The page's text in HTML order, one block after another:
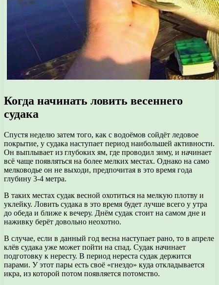
Когда начинать ловить весеннего
судака
Спустя неделю затем того, как с водоёмов сойдёт ледовое
покрытие, у судака наступает период наибольшей активности.
Он выплывает из глубоких ям, где проводил зиму, и начинает
всё чаще появляться на более мелких местах. Однако на само
мелководье он не выходи, предпочитая в это время года
глубину 3-4 метра.
В таких местах судак весной охотиться на мелкую плотву и
уклейку. Ловить судака в это время будет лучше всего у утра
до обеда и ближе к вечеру. Днём судак стоит на самом дне и
наживку берёт довольно неохотно.
В случае, если в данный год весна наступает рано, то в апреле
клёв судака уже может пойти на спад. Судак начинает
подготовку к нересту. В период нереста судак держится
парами. У этот пары есть своё «гнездо» куда откладывается
икра, из которой потом появляется потомство.